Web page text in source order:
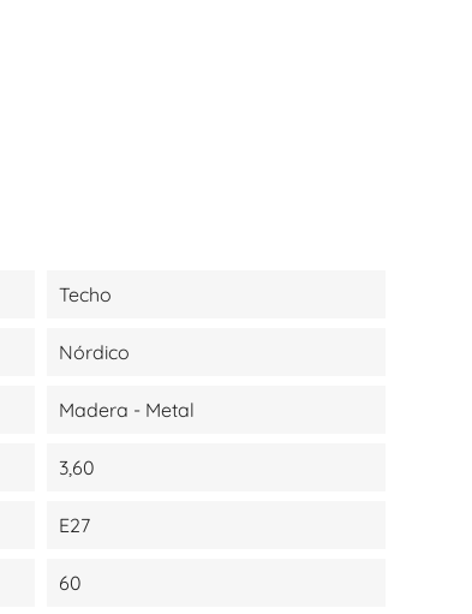
Techo
Nórdico
Madera - Metal
3,60
E27
60